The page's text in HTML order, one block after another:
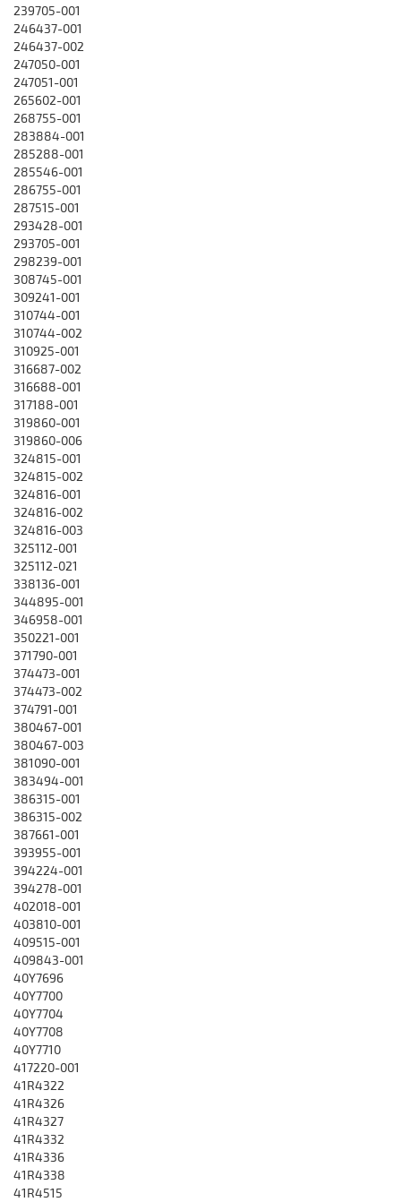
239705-001
246437-001
246437-002
247050-001
247051-001
265602-001
268755-001
283884-001
285288-001
285546-001
286755-001
287515-001
293428-001
293705-001
298239-001
308745-001
309241-001
310744-001
310744-002
310925-001
316687-002
316688-001
317188-001
319860-001
319860-006
324815-001
324815-002
324816-001
324816-002
324816-003
325112-001
325112-021
338136-001
344895-001
346958-001
350221-001
371790-001
374473-001
374473-002
374791-001
380467-001
380467-003
381090-001
383494-001
386315-001
386315-002
387661-001
393955-001
394224-001
394278-001
402018-001
403810-001
409515-001
409843-001
40Y7696
40Y7700
40Y7704
40Y7708
40Y7710
417220-001
41R4322
41R4326
41R4327
41R4332
41R4336
41R4338
41R4515